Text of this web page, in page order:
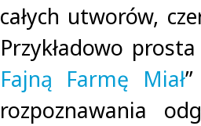
całych utworów,
Przykładowo
Fajną Farmę Miał
rozpoznawania